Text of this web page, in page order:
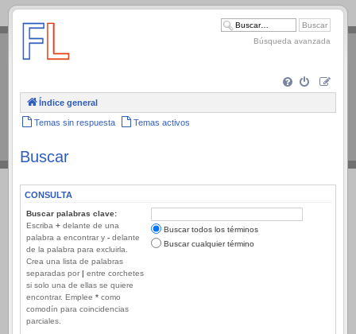
.
Búsqueda avanzada
Índice general
Temas sin respuesta Temas activos
Buscar
CONSULTA
Buscar palabras clave:
Escriba + delante de una
palabra a encontrar y - delante
de la palabra para excluirla.
Crea una lista de palabras
separadas por | entre corchetes
si solo una de ellas se quiere
encontrar. Emplee * como
comodín para coincidencias
parciales.
Buscar todos los términos
Buscar cualquier término